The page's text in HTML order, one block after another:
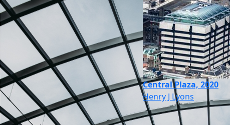
Central Plaza, 2020
Henry J Lyons